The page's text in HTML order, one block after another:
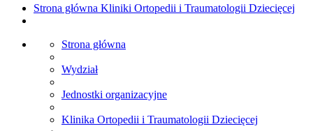
Strona główna Kliniki Ortopedii i Traumatologii Dziecięcej
Strona główna
Wydział
Jednostki organizacyjne
Klinika Ortopedii i Traumatologii Dziecięcej